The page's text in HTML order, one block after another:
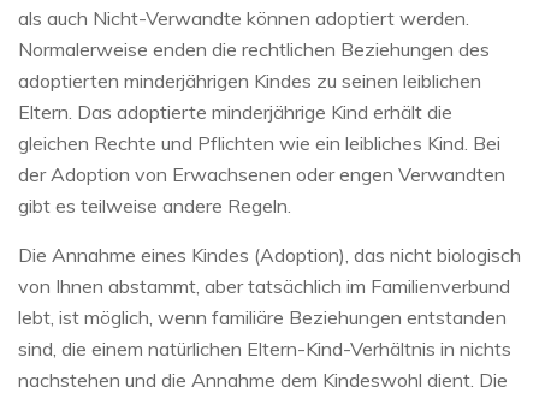
als auch Nicht-Verwandte können adoptiert werden.
Normalerweise enden die rechtlichen Beziehungen des
adoptierten minderjährigen Kindes zu seinen leiblichen
Eltern. Das adoptierte minderjährige Kind erhält die
gleichen Rechte und Pflichten wie ein leibliches Kind. Bei
der Adoption von Erwachsenen oder engen Verwandten
gibt es teilweise andere Regeln.
Die Annahme eines Kindes (Adoption), das nicht biologisch
von Ihnen abstammt, aber tatsächlich im Familienverbund
lebt, ist möglich, wenn familiäre Beziehungen entstanden
sind, die einem natürlichen Eltern-Kind-Verhältnis in nichts
nachstehen und die Annahme dem Kindeswohl dient. Die